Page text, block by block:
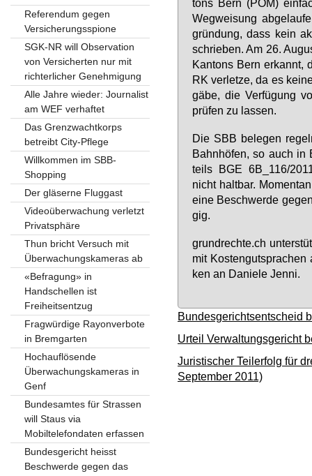
tons Bern (POM)
Weg­wei­sung
grün­dung, dass kein
schrie­ben. Am 26.
Kan­tons Bern er­kannt,
RK ver­let­ze, da es
gä­be, die Ver­fü­gung
prü­fen zu las­sen.
Die SBB be­le­gen
Bahn­hö­fen, so auch in
teils BGE 6B_116/
nicht halt­bar.
ei­ne Be­schwer­de
gig.
grund­rech­te.ch
mit
ken an Da­nie­le Jen­ni.
Bundesgerichtsentscheid
Urteil Verwaltungsgericht
Juristischer Teilerfolg für
September 2011)
Referendum gegen
Versicherungsspione
SGK-NR will Observation
von Versicherten nur mit
richterlicher Genehmigung
Alle Jahre wieder: Journalist
am WEF verhaftet
Das Grenzwachtkorps
betreibt City-Pflege
Willkommen im SBB-
Shopping
Der gläserne Fluggast
Videoüberwachung verletzt
Privatsphäre
Thun bricht Versuch mit
Überwachungskameras ab
«Befragung» in
Handschellen ist
Freiheitsentzug
Fragwürdige Rayonverbote
in Bremgarten
Hochauflösende
Überwachungskameras in
Genf
Bundesamtes für Strassen
will Staus via
Mobiltelefondaten erfassen
Bundesgericht heisst
Beschwerde gegen das